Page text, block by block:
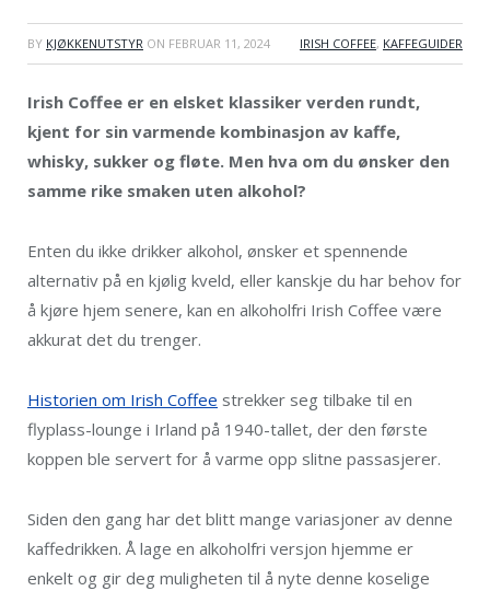
BY KJØKKENUTSTYR ON FEBRUAR 11, 2024 IRISH COFFEE, KAFFEGUIDER
Irish Coffee er en elsket klassiker verden rundt,
kjent for sin varmende kombinasjon av kaffe,
whisky, sukker og fløte. Men hva om du ønsker den
samme rike smaken uten alkohol?
Enten du ikke drikker alkohol, ønsker et spennende
alternativ på en kjølig kveld, eller kanskje du har behov for
å kjøre hjem senere, kan en alkoholfri Irish Coffee være
akkurat det du trenger.
Historien om Irish Coffee strekker seg tilbake til en
flyplass-lounge i Irland på 1940-tallet, der den første
koppen ble servert for å varme opp slitne passasjerer.
Siden den gang har det blitt mange variasjoner av denne
kaffedrikken. Å lage en alkoholfri versjon hjemme er
enkelt og gir deg muligheten til å nyte denne koselige